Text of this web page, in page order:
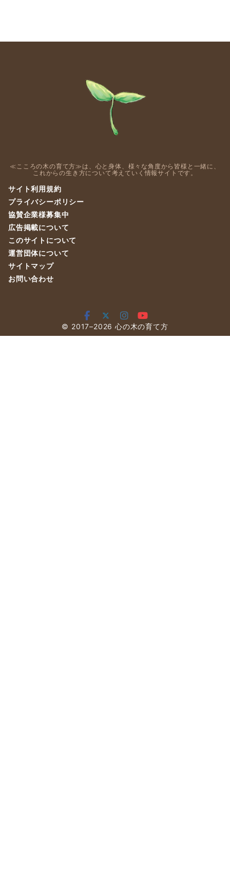
≪こころの木の育て方≫は、心と身体、様々な角度から皆様と一緒に、
これからの生き方について考えていく情報サイトです。
サイト利用規約
プライバシーポリシー
協賛企業様募集中
広告掲載について
このサイトについて
運営団体について
サイトマップ
お問い合わせ
© 2017–2026 心の木の育て方